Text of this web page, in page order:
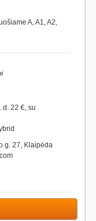
A, A1, A2,
d. 22 €, su
g. 27, Klaipėda